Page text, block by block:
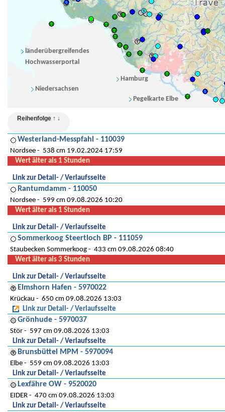
Reihenfolge ↑ ↓
Westerland-Messpfahl - 110039
Nordsee
538 cm 19.02.2024 17:59
Wert älter als 1 Stunden
Link zur Detail- / Verlaufsseite
Rantumdamm - 110050
Nordsee
599 cm 09.08.2026 10:20
Wert älter als 1 Stunden
Link zur Detail- / Verlaufsseite
Sommerkoog Steertloch BP - 111059
Staubecken Sommerkoog
433 cm 09.08.2026 08:40
Wert älter als 3 Stunden
Link zur Detail- / Verlaufsseite
Elmshorn Hafen - 5970022
Krückau
650 cm 09.08.2026 13:03
Link zur Detail- / Verlaufsseite
Grönhude - 5970037
Stör
597 cm 09.08.2026 13:03
Link zur Detail- / Verlaufsseite
Brunsbüttel MPM - 5970094
Elbe
559 cm 09.08.2026 13:03
Link zur Detail- / Verlaufsseite
Lexfähre OW - 9520020
EIDER
470 cm 09.08.2026 13:03
Link zur Detail- / Verlaufsseite
Pegelkarte Elbe
Niedersachsen
Hamburg
länderübergreifendes
Hochwasserportal